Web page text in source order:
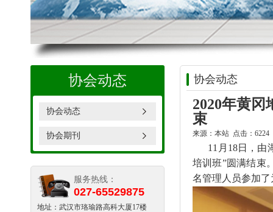
协会动态
协会动态
协会期刊
服务热线：
027-65529875
地址：武汉市珞瑜路高科大厦17楼
协会动态
2020年黄
束
来源：本站 点击：6224
11月18日，由
培训班”圆满结束
名管理人员参加